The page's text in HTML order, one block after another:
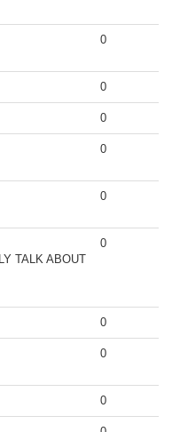
0
0
0
0
0
TALK ABOUT
0
0
0
0